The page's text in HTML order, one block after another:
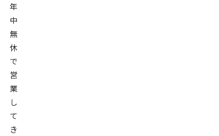
年
中
無
休
で
営
業
し
て
き